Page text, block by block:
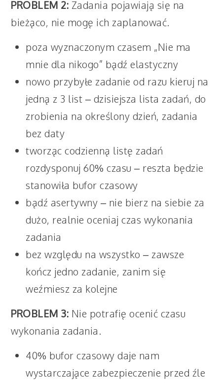
PROBLEM 2: Zadania pojawiają się na
bieżąco, nie mogę ich zaplanować.
poza wyznaczonym czasem „Nie ma
mnie dla nikogo” bądź elastyczny
nowo przybyłe zadanie od razu kieruj na
jedną z 3 list – dzisiejsza lista zadań, do
zrobienia na określony dzień, zadania
bez daty
tworząc codzienną listę zadań
rozdysponuj 60% czasu – reszta będzie
stanowiła bufor czasowy
bądź asertywny – nie bierz na siebie za
dużo, realnie oceniaj czas wykonania
zadania
bez względu na wszystko – zawsze
kończ jedno zadanie, zanim się
weźmiesz za kolejne
PROBLEM 3: Nie potrafię ocenić czasu
wykonania zadania.
40% bufor czasowy daje nam
wystarczające zabezpieczenie przed źle